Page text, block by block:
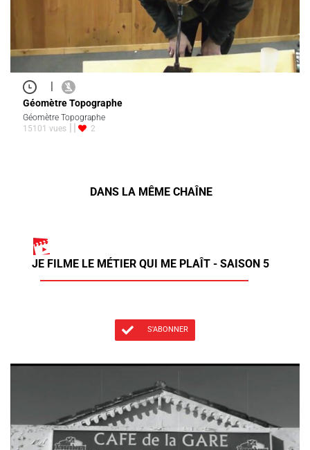
|
Géomètre Topographe
Géomètre Topographe
15101 vues
2
DANS LA MÊME CHAÎNE
JE FILME LE MÉTIER QUI ME PLAÎT - SAISON 5
S'ABONNER